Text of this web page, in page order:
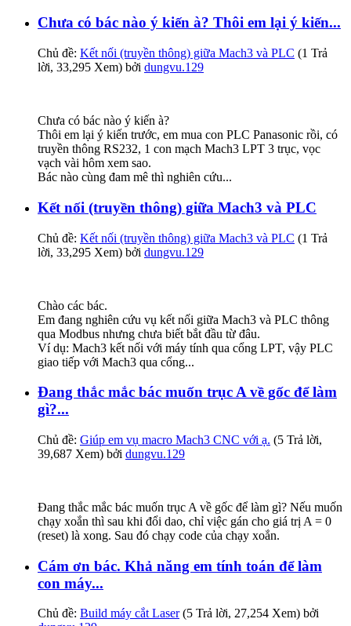
Chưa có bác nào ý kiến à? Thôi em lại ý kiến...
Chủ đề: Kết nối (truyền thông) giữa Mach3 và PLC (1 Trả
lời, 33,295 Xem) bởi dungvu.129
Chưa có bác nào ý kiến à?
Thôi em lại ý kiến trước, em mua con PLC Panasonic rồi, có
truyền thông RS232, 1 con mạch Mach3 LPT 3 trục, vọc
vạch vài hôm xem sao.
Bác nào cùng đam mê thì nghiên cứu...
Kết nối (truyền thông) giữa Mach3 và PLC
Chủ đề: Kết nối (truyền thông) giữa Mach3 và PLC (1 Trả
lời, 33,295 Xem) bởi dungvu.129
Chào các bác.
Em đang nghiên cứu vụ kết nối giữa Mach3 và PLC thông
qua Modbus nhưng chưa biết bắt đầu từ đâu.
Ví dụ: Mach3 kết nối với máy tính qua cổng LPT, vậy PLC
giao tiếp với Mach3 qua cổng...
Đang thắc mắc bác muốn trục A về gốc để làm
gì?...
Chủ đề: Giúp em vụ macro Mach3 CNC với ạ. (5 Trả lời,
39,687 Xem) bởi dungvu.129
Đang thắc mắc bác muốn trục A về gốc để làm gì? Nếu muốn
chạy xoắn thì sau khi đổi dao, chỉ việc gán cho giá trị A = 0
(reset) là xong. Sau đó chạy code của chạy xoắn.
Cám ơn bác. Khả năng em tính toán để làm
con máy...
Chủ đề: Build máy cắt Laser(5 Trả lời, 27,254 Xem) bởi